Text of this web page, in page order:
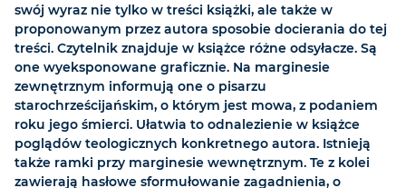
swój wyraz nie tylko w treści książki, ale także w
proponowanym przez autora sposobie docierania do tej
treści. Czytelnik znajduje w książce różne odsyłacze. Są
one wyeksponowane graficznie. Na marginesie
zewnętrznym informują one o pisarzu
starochrześcijańskim, o którym jest mowa, z podaniem
roku jego śmierci. Ułatwia to odnalezienie w książce
poglądów teologicznych konkretnego autora. Istnieją
także ramki przy marginesie wewnętrznym. Te z kolei
zawierają hasłowe sformułowanie zagadnienia, o